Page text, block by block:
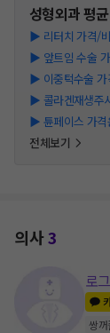
성형외과평
▶ 리터치 가격/
▶ 앞트임 수술
▶ 이중턱수술
▶ 콜라겐재생주
▶ 튠페이스 가격
전체보기
의사3
로
쌍